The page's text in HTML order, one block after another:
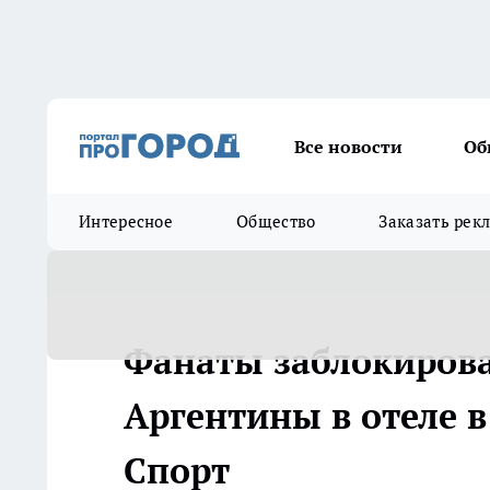
Все новости
Интересное Общество Заказать
Фанаты
Аргентины в отеле
Спорт